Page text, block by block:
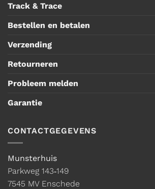
Track & Trace
Bestellen en betalen
Verzending
Retourneren
Probleem melden
Garantie
CONTACTGEGEVENS
Munsterhuis
Parkweg 143‑149
7545 MV Enschede